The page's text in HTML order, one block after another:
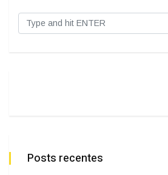
Posts recentes